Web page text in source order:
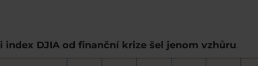
DJIA od finanční krize šel jenom vzhůru.